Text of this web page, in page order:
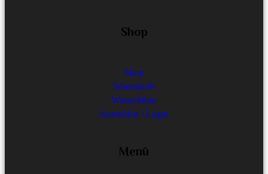
Shop
Shop
Warenkorb
Wunschliste
Anmelden / Login
Menü